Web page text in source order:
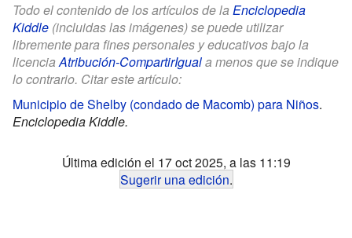
Todo el contenido de los artículos de la Enciclopedia
Kiddle (incluidas las imágenes) se puede utilizar
libremente para fines personales y educativos bajo la
licenciaAtribución-CompartirIguala menos que se indique
lo contrario. Citar este artículo:
Municipio de Shelby (condado de Macomb) para Niños.
Enciclopedia Kiddle.
Última edición el 17 oct 2025, a las 11:19
Sugerir una edición.